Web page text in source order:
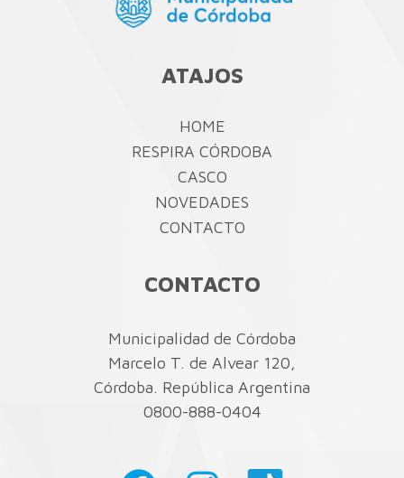
ATAJOS
HOME
RESPIRA CÓRDOBA
CASCO
NOVEDADES
CONTACTO
CONTACTO
Municipalidad de Córdoba
Marcelo T. de Alvear 120,
Córdoba. República Argentina
0800-888-0404